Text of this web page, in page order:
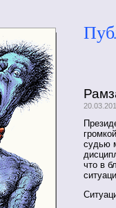
судью
что в